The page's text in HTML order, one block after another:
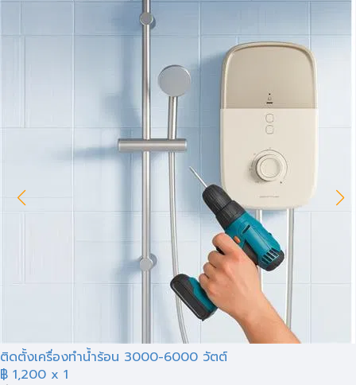
ติดตั้งเครื่องทำน้ำร้อน 3000-6000 วัตต์
฿ 1,200 x 1